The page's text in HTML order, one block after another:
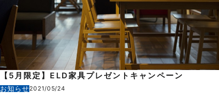
【5月限定】ELD家具プレゼントキャンペーン
お知らせ2021/05/24